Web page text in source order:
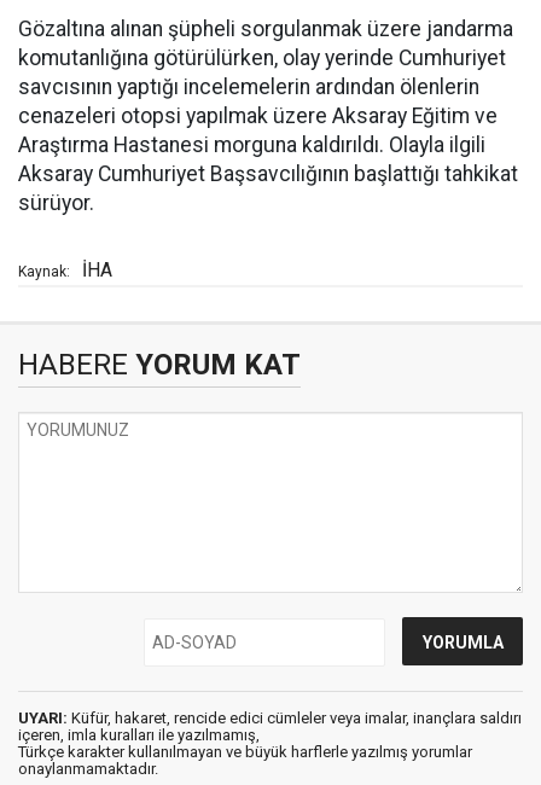
Gözaltına alınan şüpheli sorgulanmak üzere jandarma
komutanlığına götürülürken, olay yerinde Cumhuriyet
savcısının yaptığı incelemelerin ardından ölenlerin
cenazeleri otopsi yapılmak üzere Aksaray Eğitim ve
Araştırma Hastanesi morguna kaldırıldı. Olayla ilgili
Aksaray Cumhuriyet Başsavcılığının başlattığı tahkikat
sürüyor.
Kaynak: İHA
HABERE YORUM KAT
UYARI: Küfür, hakaret, rencide edici cümleler veya imalar, inançlara saldırı
içeren, imla kuralları ile yazılmamış,
Türkçe karakter kullanılmayan ve büyük harflerle yazılmış yorumlar
onaylanmamaktadır.